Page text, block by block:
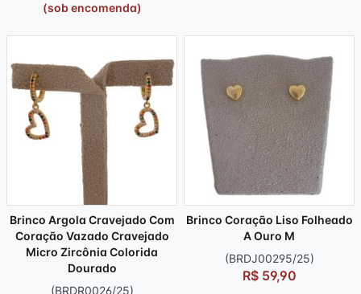
(sob encomenda)
Brinco Argola Cravejado Com
Coração Vazado Cravejado
Micro Zircônia Colorida
Dourado
(BRDR0026/25)
Brinco Coração Liso Folheado
A Ouro M
(BRDJ00295/25)
R$ 59,90